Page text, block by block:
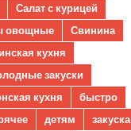
Салат с курицей
овощные
Свинина
кухня
закуски
кухня
быстро
детям
закуска